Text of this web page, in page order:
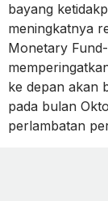
bayang
meningkatnya
Monetary
ke depan akan
pada bulan
perlambatan